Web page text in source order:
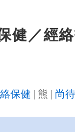
健／經
保健 | 熊 | 尚